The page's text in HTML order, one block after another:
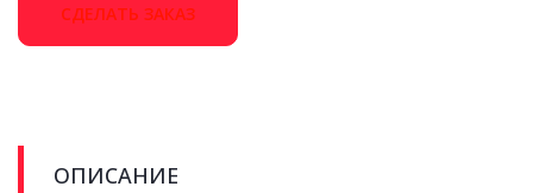
СДЕЛАТЬ ЗАКАЗ
ОПИСАНИЕ